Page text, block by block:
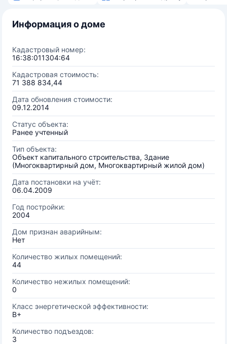
Информация о доме
Кадастровый номер:
16:38:011304:64
Кадастровая стоимость:
71 388 834,44
Дата обновления стоимости:
09.12.2014
Статус объекта:
Ранее учтенный
Тип объекта:
Объект капитального строительства, Здание
(Многоквартирный дом, Многоквартирный жилой дом)
Дата постановки на учёт:
06.04.2009
Год постройки:
2004
Дом признан аварийным:
Нет
Количество жилых помещений:
44
Количество нежилых помещений:
0
Класс энергетической эффективности:
B+
Количество подъездов:
3